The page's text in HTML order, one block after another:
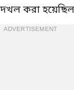
দখল করা
ADVERTISEMENT